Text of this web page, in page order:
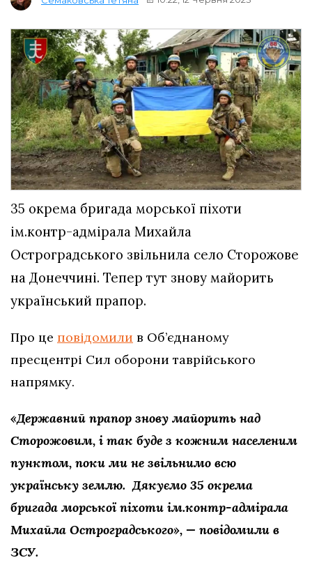
35 окрема бригада морської піхоти
ім.контр-адмірала Михайла
Остроградського звільнила село Сторожове
на Донеччині. Тепер тут знову майорить
український прапор.
Про це повідомили в Об’єднаному
пресцентрі Сил оборони таврійського
напрямку.
«Державний прапор знову майорить над
Сторожовим, і так буде з кожним населеним
пунктом, поки ми не звільнимо всю
українську землю. Дякуємо 35 окрема
бригада морської піхоти ім.контр-адмірала
Михайла Остроградського», — повідомили в
ЗСУ.